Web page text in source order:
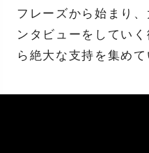
フレーズから始まり
ンタビューをしてい
ら絶大な支持を集めて